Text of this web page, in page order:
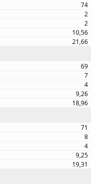
74
2
2
10,56
21,66
69
7
4
9,26
18,96
71
8
4
9,25
19,31